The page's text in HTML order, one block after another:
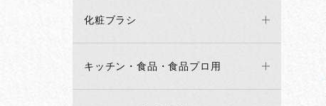
化粧ブラシ
キッチン・食品・食品プロ用